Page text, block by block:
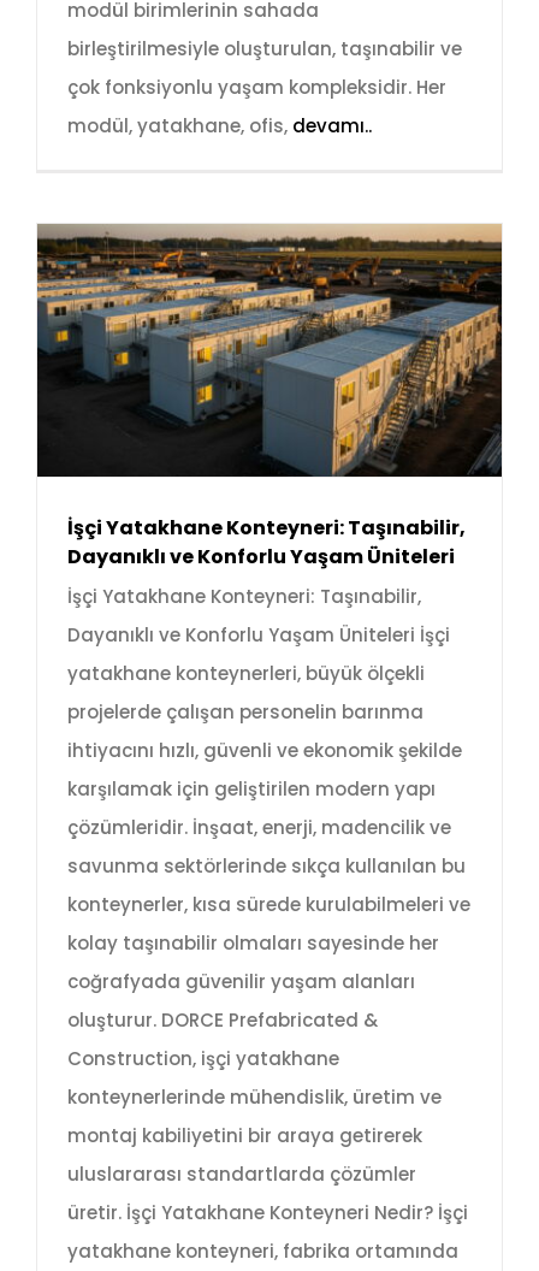
modül birimlerinin sahada
birleştirilmesiyle oluşturulan, taşınabilir ve
çok fonksiyonlu yaşam kompleksidir. Her
modül, yatakhane, ofis, devamı..
İşçi Yatakhane Konteyneri: Taşınabilir,
Dayanıklı ve Konforlu Yaşam Üniteleri
İşçi Yatakhane Konteyneri: Taşınabilir,
Dayanıklı ve Konforlu Yaşam Üniteleri İşçi
yatakhane konteynerleri, büyük ölçekli
projelerde çalışan personelin barınma
ihtiyacını hızlı, güvenli ve ekonomik şekilde
karşılamak için geliştirilen modern yapı
çözümleridir. İnşaat, enerji, madencilik ve
savunma sektörlerinde sıkça kullanılan bu
konteynerler, kısa sürede kurulabilmeleri ve
kolay taşınabilir olmaları sayesinde her
coğrafyada güvenilir yaşam alanları
oluşturur. DORCE Prefabricated &
Construction, işçi yatakhane
konteynerlerinde mühendislik, üretim ve
montaj kabiliyetini bir araya getirerek
uluslararası standartlarda çözümler
üretir. İşçi Yatakhane Konteyneri Nedir? İşçi
yatakhane konteyneri, fabrika ortamında